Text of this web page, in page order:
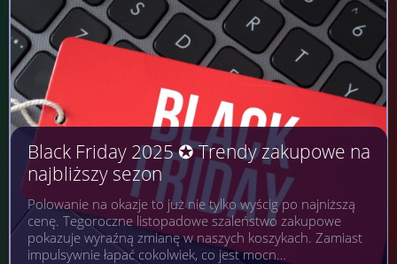
Black Friday 2025 ✪ Trendy zakupowe na
najbliższy sezon
Polowanie na okazje to już nie tylko wyścig po najniższą
cenę. Tegoroczne listopadowe szaleństwo zakupowe
pokazuje wyraźną zmianę w naszych koszykach. Zamiast
impulsywnie łapać cokolwiek, co jest mocn…